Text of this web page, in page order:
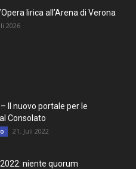
lirica all’Arena di Verona
2026
– Il nuovo portale per le
Consolato
21. Juli 2022
niente quorum